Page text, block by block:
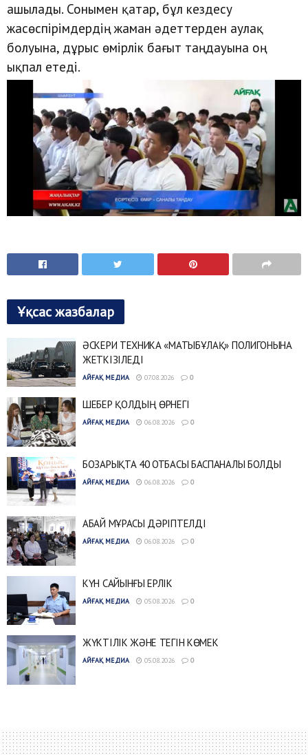
ашылады. Сонымен қатар, бұл кездесу
жасөспірімдердің жаман әдеттерден аулақ
болуына, дұрыс өмірлік бағыт таңдауына оң
ықпал етеді.
Ұқсас жазбалар
ӘСКЕРИ ТЕХНИКА «МАТЫБҰЛАҚ» ПОЛИГОНЫНА
ЖЕТКІЗІЛЕДІ
АЙҒАҚ МЕДИА 07.08.2026 0
ШЕБЕР ҚОЛДЫҢ ӨРНЕГІ
АЙҒАҚ МЕДИА 06.08.2026 0
БОЗАРЫҚТА 40 ОТБАСЫ БАСПАНАЛЫ БОЛДЫ
АЙҒАҚ МЕДИА 06.08.2026 0
АБАЙ МҰРАСЫ ДӘРІПТЕЛДІ
АЙҒАҚ МЕДИА 06.08.2026 0
КҮН САЙЫНҒЫ ЕРЛІК
АЙҒАҚ МЕДИА 05.08.2026 0
ЖҮКТІЛІК ЖӘНЕ ТЕГІН КӨМЕК
АЙҒАҚ МЕДИА 05.08.2026 0